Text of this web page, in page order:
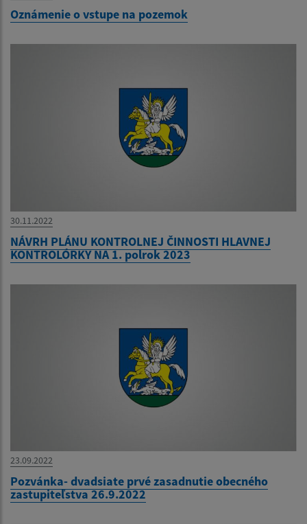
Oznámenie o vstupe na pozemok
30.11.2022
NÁVRH PLÁNU KONTROLNEJ ČINNOSTI HLAVNEJ
KONTROLÓRKY NA 1. polrok 2023
23.09.2022
Pozvánka- dvadsiate prvé zasadnutie obecného
zastupiteľstva 26.9.2022